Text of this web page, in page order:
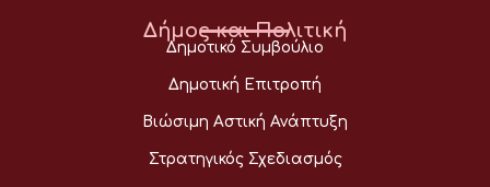
Δήμος και Πολιτική
Δημοτικό Συμβούλιο
Δημοτική Επιτροπή
Βιώσιμη Αστική Ανάπτυξη
Στρατηγικός Σχεδιασμός